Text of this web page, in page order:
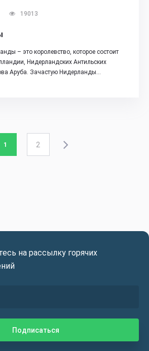
19013
– это королевство, которое состоит
Нидерландских Антильских
Аруба. Зачастую Нидерланды…
1 2
на рассылку горячих